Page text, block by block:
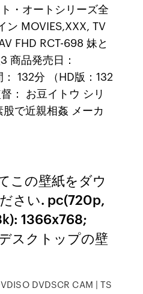
・オートシリーズ全
ン MOVIES,XXX, TV
FHD RCT-698 妹と
商品発売日：
132分 （HD版：132
： お豆イトウ シリ
で近親相姦 メーカ
この壁紙をダウ
さい. pc(720p,
1366x768;
スクトップの壁
DVDSCR CAM | TS